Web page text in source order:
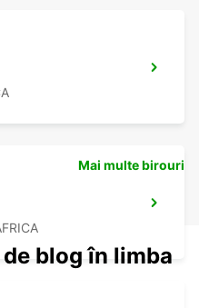
Mai multe birouri
blog în limba